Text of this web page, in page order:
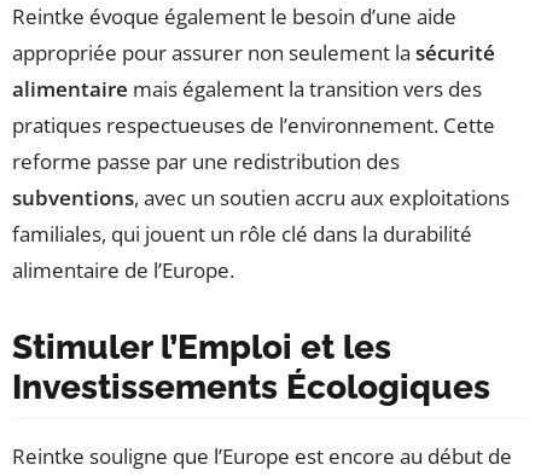
Reintke évoque également le besoin d’une aide
appropriée pour assurer non seulement la sécurité
alimentaire mais également la transition vers des
pratiques respectueuses de l’environnement. Cette
reforme passe par une redistribution des
subventions, avec un soutien accru aux exploitations
familiales, qui jouent un rôle clé dans la durabilité
alimentaire de l’Europe.
Stimuler l’Emploi et les
Investissements Écologiques
Reintke souligne que l’Europe est encore au début de